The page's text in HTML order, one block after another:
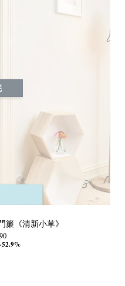
簾《清新小草》
-52.9%